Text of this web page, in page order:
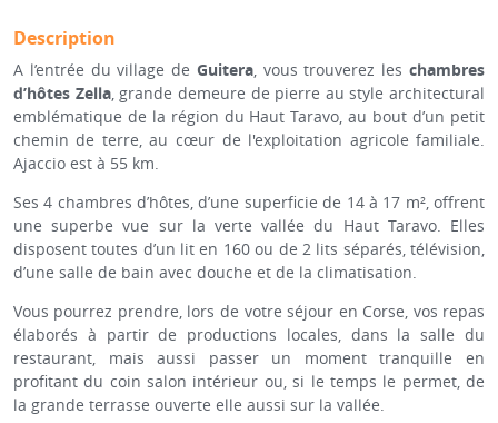
Description
A l’entrée du village de Guitera, vous trouverez leschambres
d’hôtes Zella, grande demeure de pierre au style architectural
emblématique de la région du Haut Taravo, au bout d’un petit
chemin de terre, au cœur de l'exploitation agricole familiale.
Ajaccio est à 55 km.
Ses 4 chambres d’hôtes, d’une superficie de 14 à 17 m², offrent
une superbe vue sur la verte vallée du Haut Taravo. Elles
disposent toutes d’un lit en 160 ou de 2 lits séparés, télévision,
d’une salle de bain avec douche et de la climatisation.
Vous pourrez prendre, lors de votre séjour en Corse, vos repas
élaborés à partir de productions locales, dans la salle du
restaurant, mais aussi passer un moment tranquille en
profitant du coin salon intérieur ou, si le temps le permet, de
la grande terrasse ouverte elle aussi sur la vallée.